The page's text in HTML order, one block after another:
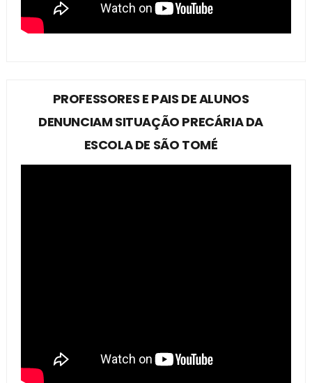
PROFESSORES E PAIS DE ALUNOS
DENUNCIAM SITUAÇÃO PRECÁRIA DA
ESCOLA DE SÃO TOMÉ